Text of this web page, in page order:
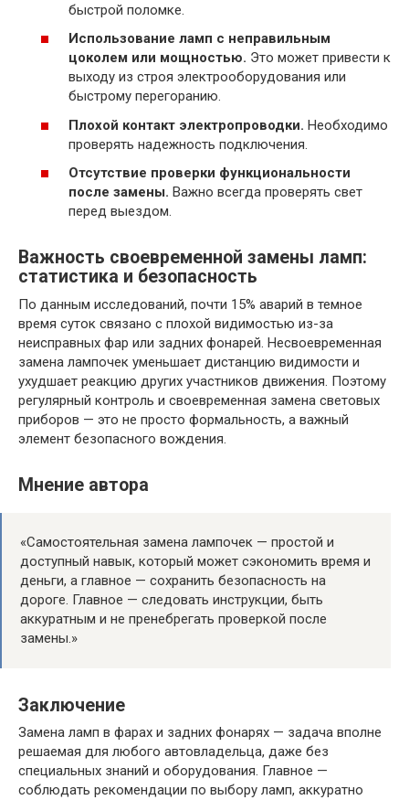
быстрой поломке.
Использование ламп с неправильным
цоколем или мощностью. Это может привести к
выходу из строя электрооборудования или
быстрому перегоранию.
Плохой контакт электропроводки. Необходимо
проверять надежность подключения.
Отсутствие проверки функциональности
после замены. Важно всегда проверять свет
перед выездом.
Важность своевременной замены ламп:
статистика и безопасность
По данным исследований, почти 15% аварий в темное
время суток связано с плохой видимостью из-за
неисправных фар или задних фонарей. Несвоевременная
замена лампочек уменьшает дистанцию видимости и
ухудшает реакцию других участников движения. Поэтому
регулярный контроль и своевременная замена световых
приборов — это не просто формальность, а важный
элемент безопасного вождения.
Мнение автора
«Самостоятельная замена лампочек — простой и
доступный навык, который может сэкономить время и
деньги, а главное — сохранить безопасность на
дороге. Главное — следовать инструкции, быть
аккуратным и не пренебрегать проверкой после
замены.»
Заключение
Замена ламп в фарах и задних фонарях — задача вполне
решаемая для любого автовладельца, даже без
специальных знаний и оборудования. Главное —
соблюдать рекомендации по выбору ламп, аккуратно